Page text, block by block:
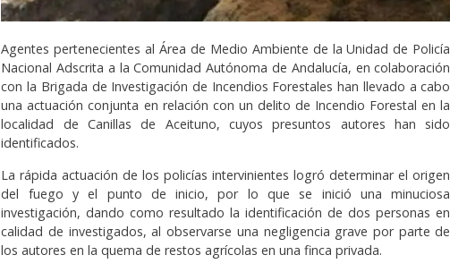
Agentes pertenecientes al Área de Medio Ambiente de la Unidad de Policía
Nacional Adscrita a la Comunidad Autónoma de Andalucía, en colaboración
con la Brigada de Investigación de Incendios Forestales han llevado a cabo
una actuación conjunta en relación con un delito de Incendio Forestal en la
localidad de Canillas de Aceituno, cuyos presuntos autores han sido
identificados.
La rápida actuación de los policías intervinientes logró determinar el origen
del fuego y el punto de inicio, por lo que se inició una minuciosa
investigación, dando como resultado la identificación de dos personas en
calidad de investigados, al observarse una negligencia grave por parte de
los autores en la quema de restos agrícolas en una finca privada.